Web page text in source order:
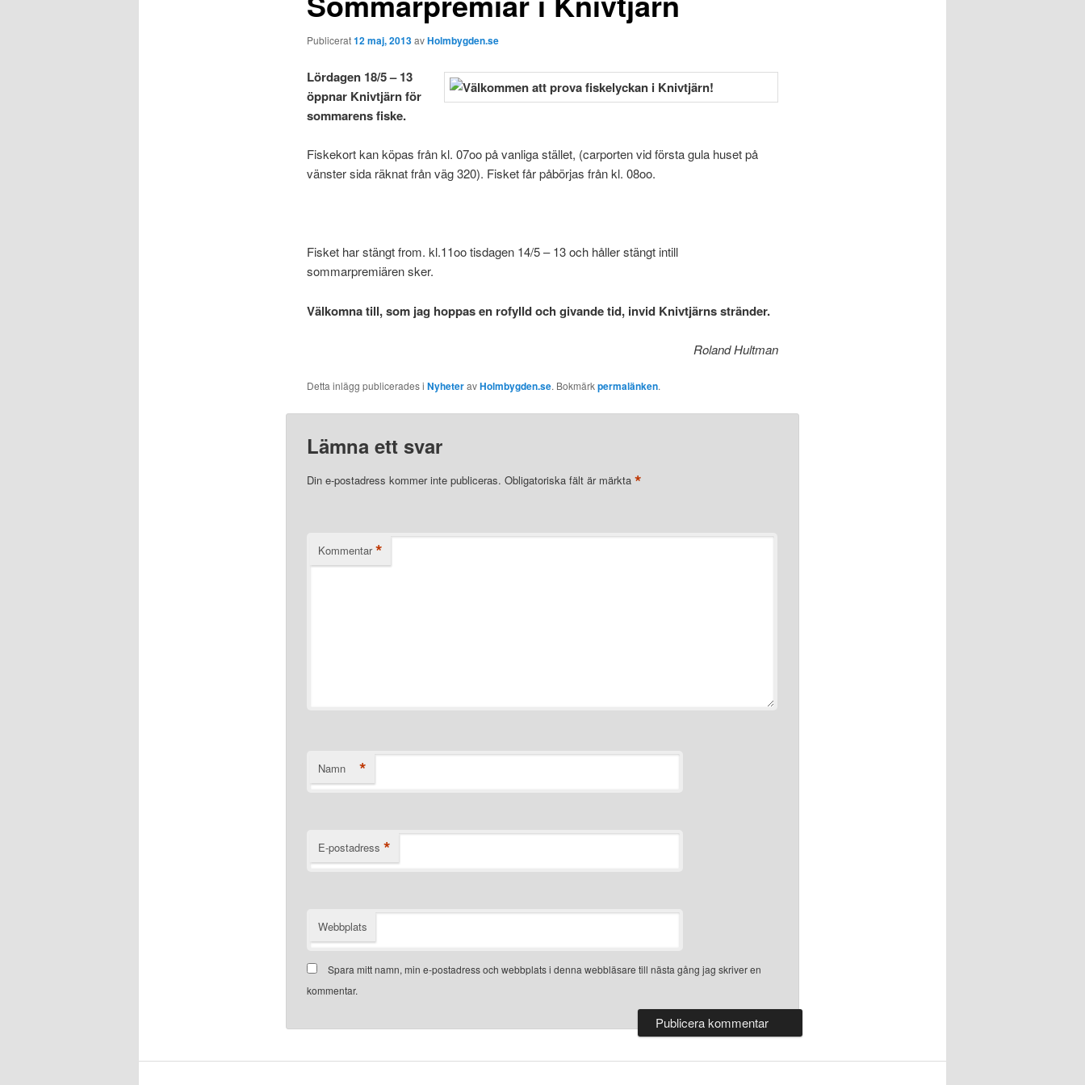
Publicerat12 maj, 2013avHolmbygden.se
Lördagen 18/5 – 13
öppnar Knivtjärn för
sommarens fiske.
Fiskekort kan köpas från kl. 07oo på vanliga stället, (carporten vid första gula huset på
vänster sida räknat från väg 320). Fisket får påbörjas från kl. 08oo.
Fisket har stängt from. kl.11oo tisdagen 14/5 – 13 och håller stängt intill
sommarpremiären sker.
Välkomna till, som jag hoppas en rofylld och givande tid, invid Knivtjärns stränder.
Roland Hultman
Detta inlägg publicerades i NyheteravHolmbygden.se. Bokmärkpermalänken.
Lämna ett svar
Din e-postadress kommer inte publiceras. Obligatoriska fält är märkta *
Kommentar *
Namn *
E-postadress *
Webbplats
Spara mitt namn, min e-postadress och webbplats i denna webbläsare till nästa gång jag skriver en
kommentar.